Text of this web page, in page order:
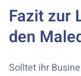
Fazit zur
den
Solltet ihr